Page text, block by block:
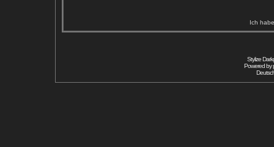
Ich
Stylize
Powered by